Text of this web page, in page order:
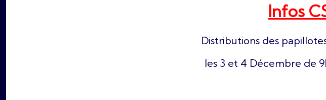
Infos
Distributions des
les 3 et 4 Décembre de